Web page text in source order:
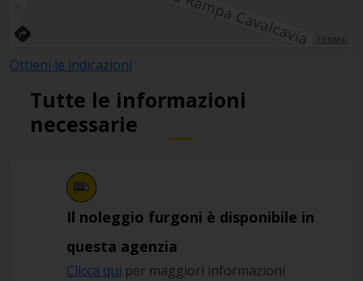
Ottieni le indicazioni
Tutte le informazioni
necessarie
Il noleggio furgoni è disponibile in
questa agenzia
Clicca qui per maggiori informazioni